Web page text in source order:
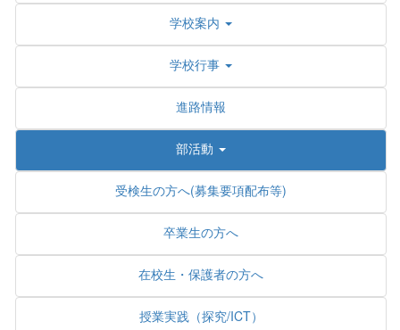
学校案内
学校行事
進路情報
部活動
受検生の方へ(募集要項配布等)
卒業生の方へ
在校生・保護者の方へ
授業実践（探究/ICT）